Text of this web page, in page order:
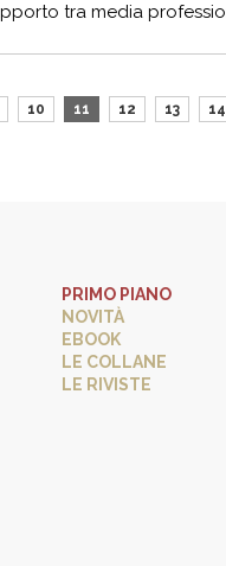
tra media
10 11 12 13 14
PRIMO PIANO
NOVITÀ
EBOOK
LE COLLANE
LE RIVISTE